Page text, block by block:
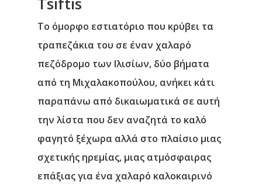
Το όμορφο εστιατόριο που κρύβει τα
τραπεζάκια του σε έναν χαλαρό
πεζόδρομο των Ιλισίων, δύο βήματα
από τη Μιχαλακοπούλου, ανήκει κάτι
παραπάνω από δικαιωματικά σε αυτή
την λίστα που δεν αναζητά το καλό
φαγητό ξέχωρα αλλά στο πλαίσιο μιας
σχετικής ηρεμίας, μιας ατμόσφαιρας
επάξιας για ένα χαλαρό καλοκαιρινό
Αρχική
Υπηρεσίες